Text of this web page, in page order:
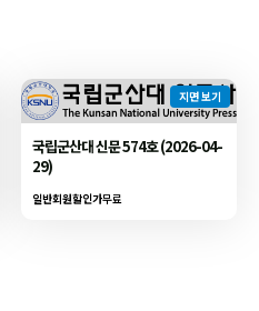
지면 보기
국립군산대 신문 574호 (2026-04-
29)
일반회원할인가무료